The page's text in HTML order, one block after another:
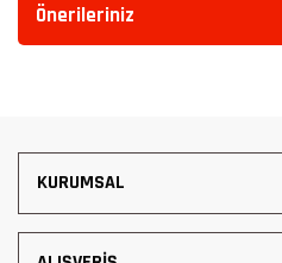
Önerileriniz
KURUMSAL